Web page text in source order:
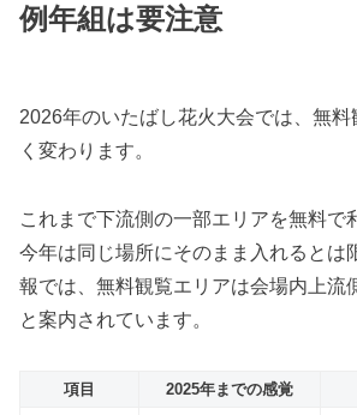
例年組は要注意
2026年のいたばし花火大会では、無料
く変わります。
これまで下流側の一部エリアを無料で
今年は同じ場所にそのまま入れるとは
報では、無料観覧エリアは会場内上流
と案内されています。
項目 2025年までの感覚